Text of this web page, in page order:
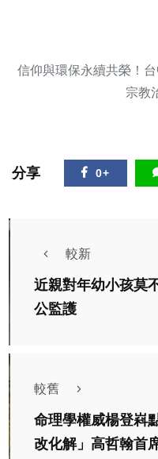
信仰與環保永續共榮！
宗教
分享 0+
較新
近親對年幼小孩莫
公監護
較舊
命理學權威楊登嵙
改化解」高哲翰首